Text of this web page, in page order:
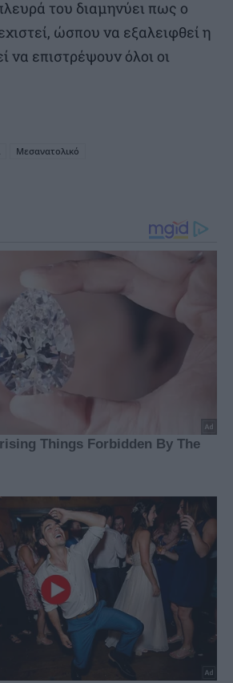
του διαμηνύει πως ο
ώσπου να εξαλειφθεί η
να επιστρέψουν όλοι οι
Μεσανατολικό